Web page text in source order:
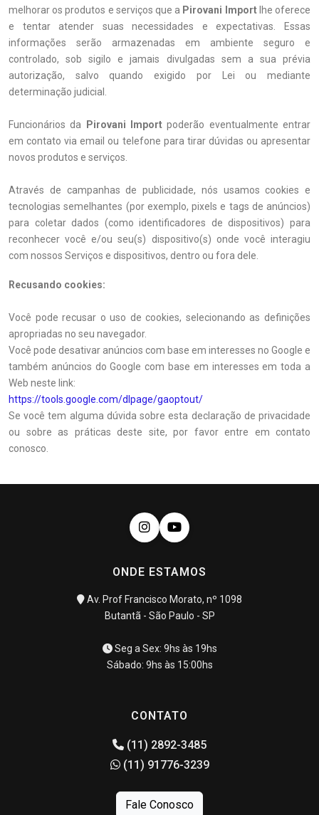
melhorar os produtos e serviços que a Pirovani Importlhe oferece
e tentar atender suas necessidades e expectativas. Essas
informações serão armazenadas em ambiente seguro e
controlado, sob sigilo e jamais divulgadas sem a sua prévia
autorização, salvo quando exigido por Lei ou mediante
determinação judicial.
Funcionários da Pirovani Import poderão eventualmente entrar
em contato via email ou telefone para tirar dúvidas ou apresentar
novos produtos e serviços.
Através de campanhas de publicidade, nós usamos cookies e
tecnologias semelhantes (por exemplo, pixels e tags de anúncios)
para coletar dados (como identificadores de dispositivos) para
reconhecer você e/ou seu(s) dispositivo(s) onde você interagiu
com nossos Serviços e dispositivos, dentro ou fora dele.
Recusando cookies:
Você pode recusar o uso de cookies, selecionando as definições
apropriadas no seu navegador.
Você pode desativar anúncios com base em interesses no Google e
também anúncios do Google com base em interesses em toda a
Web neste link:
https://tools.google.com/dlpage/gaoptout/
Se você tem alguma dúvida sobre esta declaração de privacidade
ou sobre as práticas deste site, por favor entre em contato
conosco.
ONDE ESTAMOS
Av. Prof Francisco Morato, nº 1098
Butantã - São Paulo - SP
Seg a Sex: 9hs às 19hs
Sábado: 9hs às 15:00hs
CONTATO
(11) 2892-3485
(11) 91776-3239
Fale Conosco